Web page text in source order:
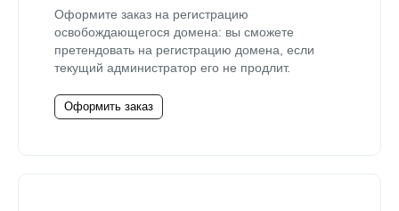
Оформите заказ на регистрацию
освобождающегося домена: вы сможете
претендовать на регистрацию домена, если
текущий администратор его не продлит.
Оформить заказ